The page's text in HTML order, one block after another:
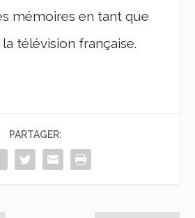
mémoires en tant que
télévision française.
PARTAGER: